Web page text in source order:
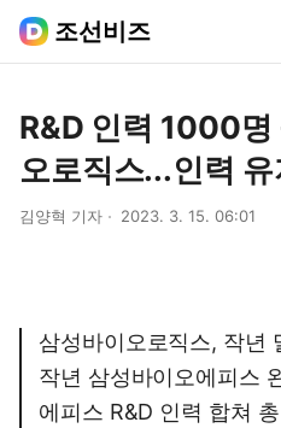
조선비즈
R&D 인력 1000명
오로직스...인력
김양혁 기자 2023. 3. 15. 06:01
삼성바이오로직스, 작년
작년 삼성바이오에피스
에피스 R&D 인력 합쳐